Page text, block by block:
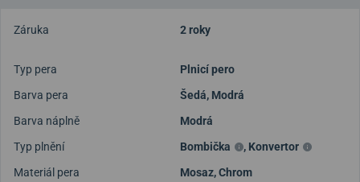
Záruka 2 roky
Typ pera
Plnicí pero
Barva pera
Šedá, Modrá
Barva náplně
Modrá
Typ plnění
Bombička , Konvertor
Materiál pera
Mosaz,Chrom